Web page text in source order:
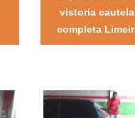
vistoria
completa